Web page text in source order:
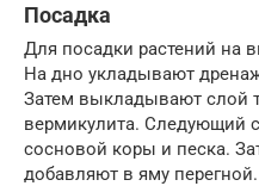
Посадка
Для посадки растений на
На дно укладывают
Затем выкладывают слой
вермикулита. Следующий
сосновой коры и песка.
добавляют в яму